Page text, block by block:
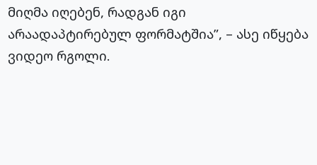
მიღმა იღებენ, რადგან იგი
არაადაპტირებულ ფორმატშია”, – ასე იწყება
ვიდეო რგოლი.